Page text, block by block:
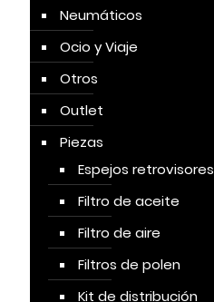
Neumáticos
Ocio y Viaje
Otros
Outlet
Piezas
Espejos retrovisores
Filtro de aceite
Filtro de aire
Filtros de polen
Kit de distribución